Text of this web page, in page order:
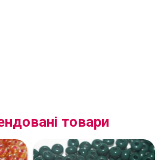
товари